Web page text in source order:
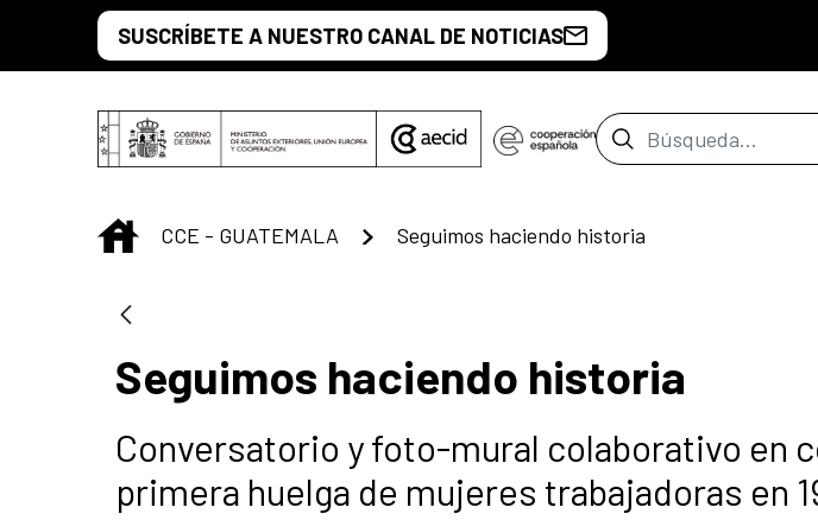
Saltar al contenido principal
SUSCRÍBETE A NUESTRO CANAL DE NOTICIAS
Barra de
INICIO
CCE - GUATEMALA Seguimos haciendo historia
Seguimos haciendo historia
Conversatorio y foto-mural colaborativo en
primera huelga de mujeres trabajadoras en